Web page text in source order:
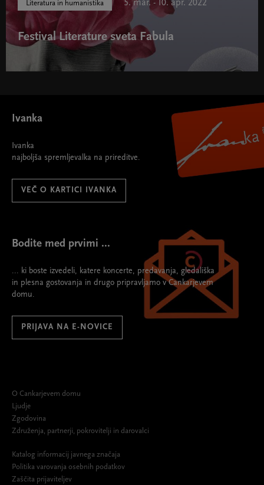
Literatura in humanistika 5. mar. - 10. apr. 2022
Festival Literature sveta Fabula
Ivanka
Ivanka
najboljša spremljevalka na prireditve.
VEČ O KARTICI IVANKA
Bodite med prvimi ...
... ki boste izvedeli, katere koncerte, predavanja, gledališka
in plesna gostovanja in drugo pripravljamo v Cankarjevem
domu.
PRIJAVA NA E-NOVICE
O Cankarjevem domu
Ljudje
Zgodovina
Združenja, partnerji, pokrovitelji in darovalci
Katalog informacij javnega značaja
Politika varovanja osebnih podatkov
Zaščita prijaviteljev